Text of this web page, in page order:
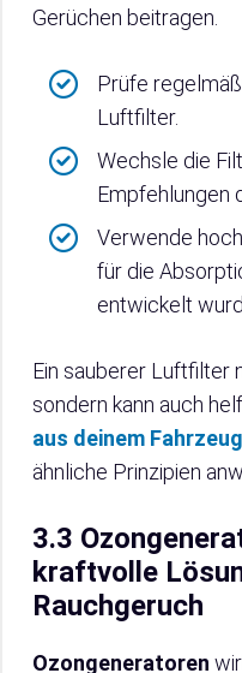
Gerüchen beitragen.
Prüfe
Luftfilter.
Wechsle die
Empfehlungen
Verwende
für die
entwickelt
Ein sauberer Luftfilter
sondern kann auch
aus deinem
ähnliche Prinzipien
3.3
kraftvolle
Rauchgeruch
Ozongeneratoren